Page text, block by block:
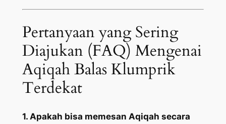
Pertanyaan yang Sering
Diajukan (FAQ) Mengenai
Aqiqah Balas Klumprik
Terdekat
1. Apakah bisa memesan Aqiqah secara